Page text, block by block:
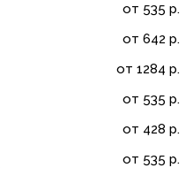
от 535 р.
от 642 р.
от 1284 р.
от 535 р.
от 428 р.
от 535 р.